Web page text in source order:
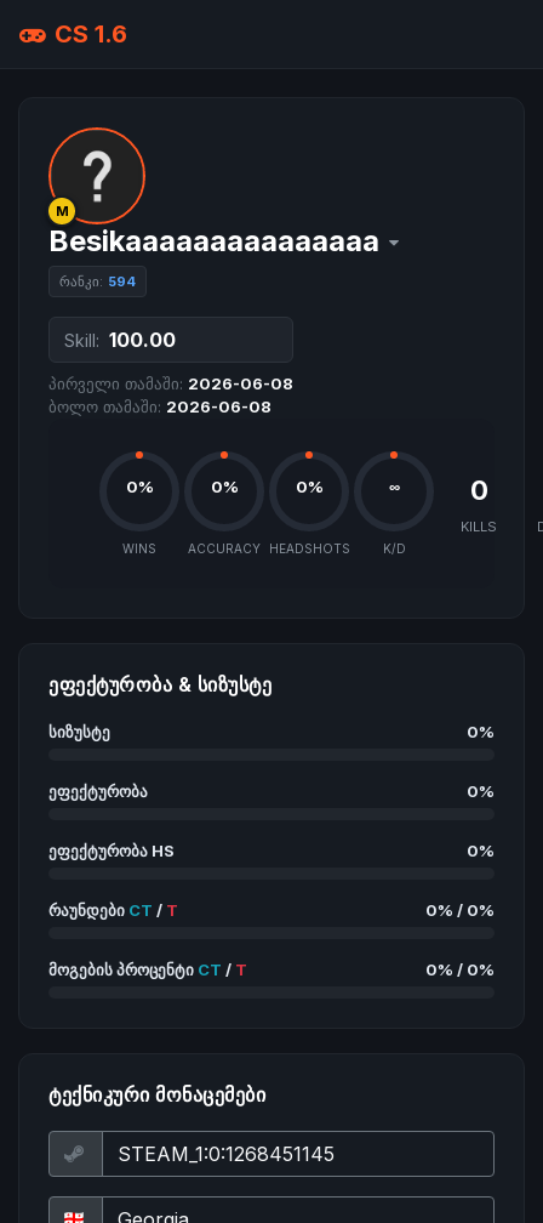
CS 1.6
M
Besikaaaaaaaaaaaaaaa
რანკი: 594
Skill: 100.00
პირველი თამაში: 2026-06-08
ბოლო თამაში: 2026-06-08
0%
WINS
0%
ACCURACY
0%
HEADSHOTS
∞
K/D
0
KILLS
ᲔᲤᲔᲥᲢᲣᲠᲝᲑᲐ & ᲡᲘᲖᲣᲡᲢᲔ
სიზუსტე 0%
ეფექტურობა 0%
ეფექტურობა HS 0%
რაუნდები CT / T 0% / 0%
მოგების პროცენტი CT / T 0% / 0%
ᲢᲔᲥᲜᲘᲙᲣᲠᲘ ᲛᲝᲜᲐᲪᲔᲛᲔᲑᲘ